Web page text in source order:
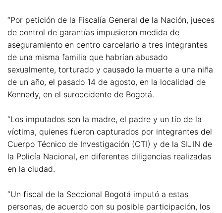
“Por petición de la Fiscalía General de la Nación, jueces
de control de garantías impusieron medida de
aseguramiento en centro carcelario a tres integrantes
de una misma familia que habrían abusado
sexualmente, torturado y causado la muerte a una niña
de un año, el pasado 14 de agosto, en la localidad de
Kennedy, en el suroccidente de Bogotá.
“Los imputados son la madre, el padre y un tío de la
víctima, quienes fueron capturados por integrantes del
Cuerpo Técnico de Investigación (CTI) y de la SIJIN de
la Policía Nacional, en diferentes diligencias realizadas
en la ciudad.
“Un fiscal de la Seccional Bogotá imputó a estas
personas, de acuerdo con su posible participación, los